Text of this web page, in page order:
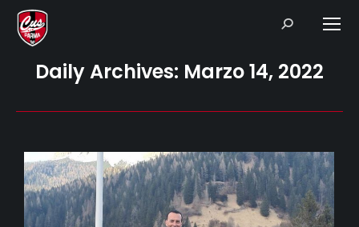
Search:
Daily Archives: Marzo 14, 2022